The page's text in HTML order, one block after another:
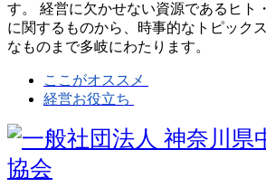
す。 経営に欠かせない資源であるヒト
に関するものから、時事的なトピック
なものまで多岐にわたります。
ここがオススメ
経営お役立ち